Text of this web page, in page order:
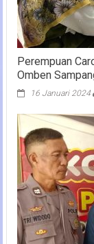
Perempuan
Omben
16 Januari 2024